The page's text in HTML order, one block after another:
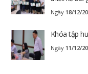
Ngày 18/12/
Khóa tập
Ngày 11/12/